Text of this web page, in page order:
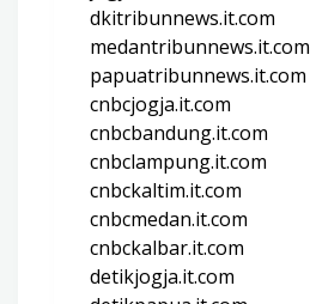
dkitribunnews.it.com
medantribunnews.it.com
papuatribunnews.it.com
cnbcjogja.it.com
cnbcbandung.it.com
cnbclampung.it.com
cnbckaltim.it.com
cnbcmedan.it.com
cnbckalbar.it.com
detikjogja.it.com